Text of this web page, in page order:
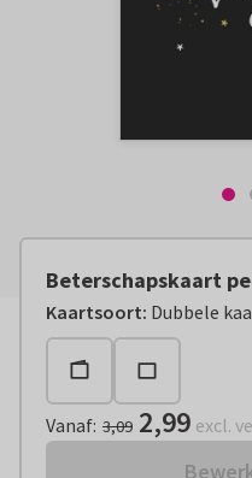
Beterschapskaart
Kaartsoort: Dubbele
Vanaf: € 2,99 excl.
Vanaf: 3,09 2,99 excl.